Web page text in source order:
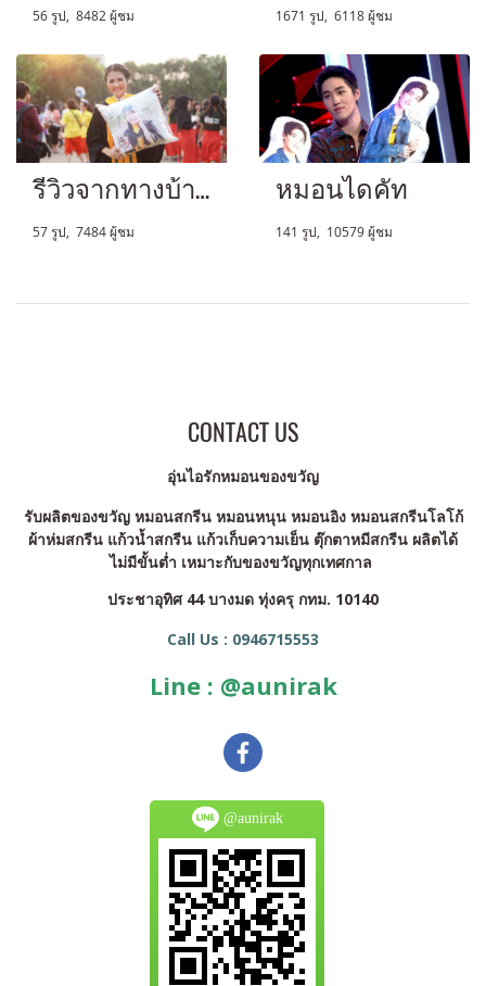
56 รูป, 8482 ผู้ชม 1671 รูป, 6118 ผู้ชม
รีวิวจากทางบ้าน
57 รูป, 7484 ผู้ชม
หมอนไดคัท
141 รูป, 10579 ผู้ชม
CONTACT US
อุ่นไอรักหมอนของขวัญ
รับผลิตของขวัญ หมอนสกรีน หมอนหนุน หมอนอิง หมอนสกรีนโลโก้
ผ้าห่มสกรีน แก้วน้ำสกรีน แก้วเก็บความเย็น ตุ๊กตาหมีสกรีน ผลิตได้
ไม่มีขั้นต่ำ เหมาะกับของขวัญทุกเทศกาล
ประชาอุทิศ 44 บางมด ทุ่งครุ กทม. 10140
Call Us : 0946715553
Line : @aunirak
@aunirak